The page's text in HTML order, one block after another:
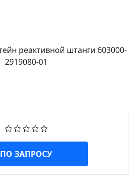
ПО ЗАПРОСУ